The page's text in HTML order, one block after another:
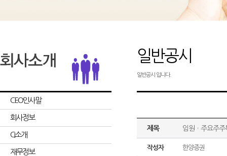
CEO인사말
회사정보
CI소개
재무정보
일반공시
일반공시 입니다.
제목 임원ㆍ주요주
작성자 한양증권